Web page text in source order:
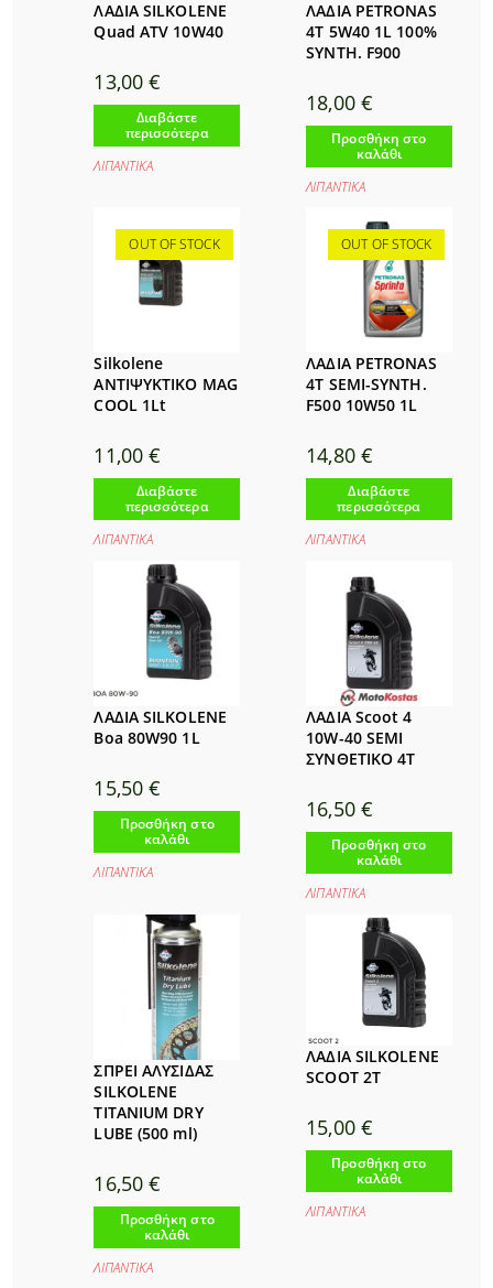
ΛΑΔΙΑ SILKOLENE
Quad ATV 10W40
13,00€
Διαβάστε
περισσότερα
ΛΙΠΑΝΤΙΚΑ
ΛΑΔΙΑ PETRONAS
4T 5W40 1L 100%
SYNTH. F900
18,00 €
Προσθήκη στο
καλάθι
ΛΙΠΑΝΤΙΚΑ
OUT OF STOCK
Silkolene
ΑΝΤΙΨΥΚΤΙΚΟ MAG
COOL 1Lt
11,00€
Διαβάστε
περισσότερα
ΛΙΠΑΝΤΙΚΑ
OUT OF STOCK
ΛΑΔΙΑ PETRONAS
4T SEMI-SYNTH.
F500 10W50 1L
14,80 €
Διαβάστε
περισσότερα
ΛΙΠΑΝΤΙΚΑ
ΛΑΔΙΑ SILKOLENE
Boa 80W90 1L
15,50€
Προσθήκη στο
καλάθι
ΛΙΠΑΝΤΙΚΑ
ΛΑΔΙΑ Scoot 4
10W-40 SEMI
ΣΥΝΘΕΤΙΚΟ 4Τ
16,50 €
Προσθήκη στο
καλάθι
ΛΙΠΑΝΤΙΚΑ
ΣΠΡΕΙ ΑΛΥΣΙΔΑΣ
SILKOLENE
TITANIUM DRY
LUBE (500 ml)
16,50€
Προσθήκη στο
καλάθι
ΛΙΠΑΝΤΙΚΑ
ΛΑΔΙΑ SILKOLENE
SCOOT 2T
15,00 €
Προσθήκη στο
καλάθι
ΛΙΠΑΝΤΙΚΑ